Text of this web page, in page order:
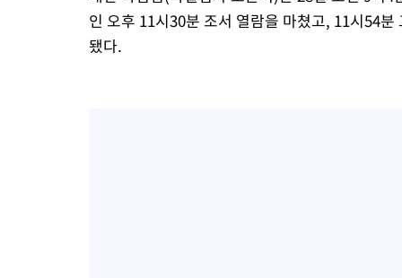
인 오후 11시30분 조서 열람을 마쳤고, 11시54
됐다.